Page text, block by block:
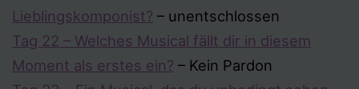
Lieblingskomponist? – unentschlossen
Tag 22 – Welches Musical fällt dir in diesem
Moment als erstes ein? – Kein Pardon